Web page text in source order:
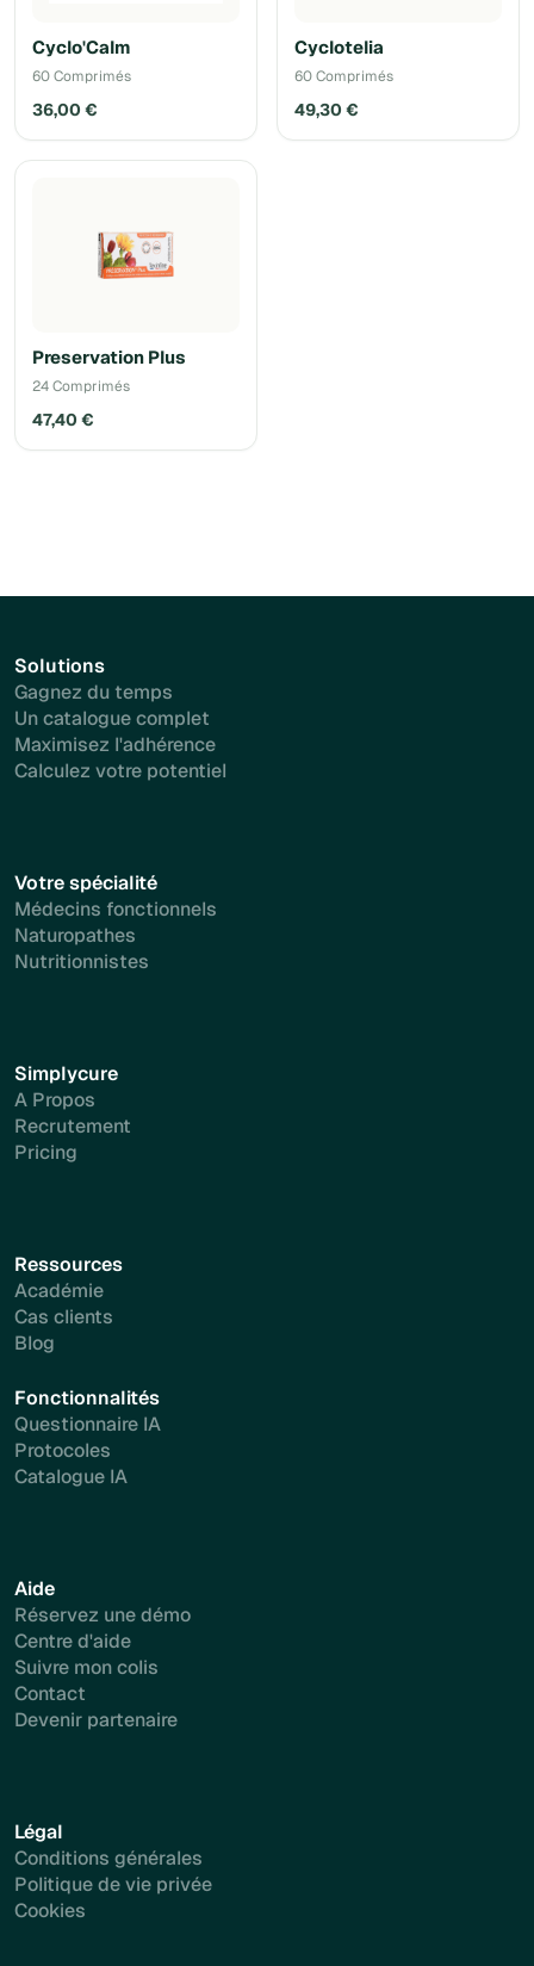
Cyclo'Calm
60 Comprimés
36,00 €
Cyclotelia
60 Comprimés
49,30 €
Preservation Plus
24 Comprimés
47,40 €
Solutions
Gagnez du temps
Un catalogue complet
Maximisez l'adhérence
Calculez votre potentiel
Votre spécialité
Médecins fonctionnels
Naturopathes
Nutritionnistes
Simplycure
A Propos
Recrutement
Pricing
Ressources
Académie
Cas clients
Blog
Fonctionnalités
Questionnaire IA
Protocoles
Catalogue IA
Aide
Réservez une démo
Centre d'aide
Suivre mon colis
Contact
Devenir partenaire
Légal
Conditions générales
Politique de vie privée
Cookies